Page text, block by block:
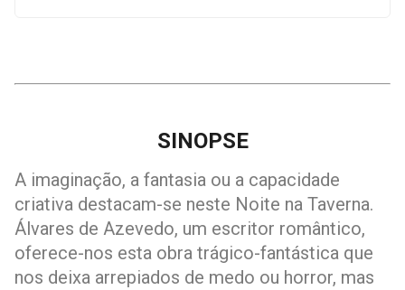
SINOPSE
A imaginação, a fantasia ou a capacidade
criativa destacam-se neste Noite na Taverna.
Álvares de Azevedo, um escritor romântico,
oferece-nos esta obra trágico-fantástica que
nos deixa arrepiados de medo ou horror, mas